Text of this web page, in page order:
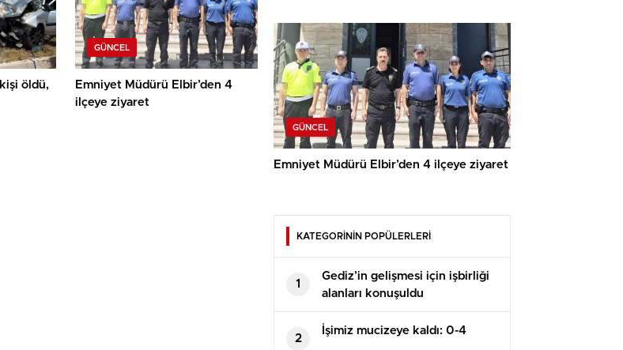
öldü,
GÜNCEL
Emniyet Müdürü Elbir’den 4
ilçeye ziyaret
GÜNCEL
Emniyet Müdürü Elbir’den 4 ilçeye ziyaret
KATEGORİNİN POPÜLERLERİ
1
Gediz’in gelişmesi için işbirliği
alanları konuşuldu
2
İşimiz mucizeye kaldı: 0-4